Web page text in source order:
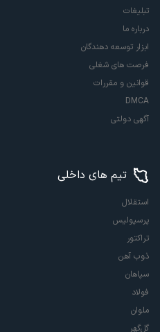
تبلیغات
درباره ما
ابزار توسعه دهندگان
فرصت های شغلی
قوانین و مقررات
DMCA
آگهی دولتی
تیم های داخلی
استقلال
پرسپولیس
تراکتور
ذوب آهن
سپاهان
فولاد
ملوان
گل‌گهر